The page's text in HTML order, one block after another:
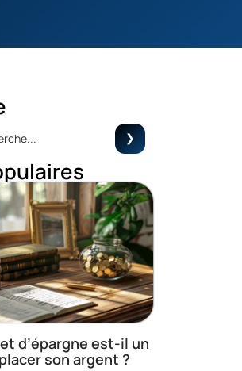
d’épargne est-il un
son argent ?